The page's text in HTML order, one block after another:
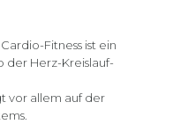
Fitness ist ein
der Herz-Kreislauf-
vor allem auf der